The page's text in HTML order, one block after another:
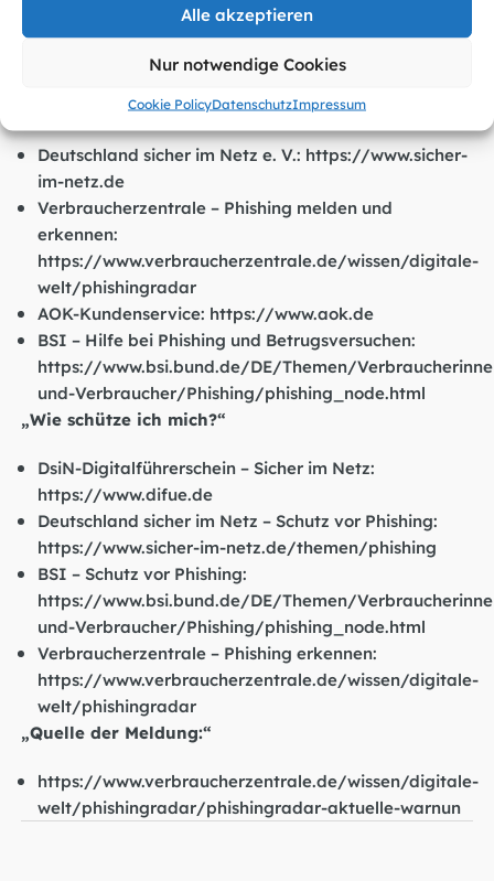
Alle akzeptieren
Nur notwendige Cookies
Cookie PolicyDatenschutzImpressum
Melden Sie verdächtige Nachrichten Ihrer
Krankenkasse und löschen Sie diese anschließend.
„Wer kann mir helfen“
Deutschland sicher im Netz e. V.: https://www.sicher-
im-netz.de
Verbraucherzentrale – Phishing melden und
erkennen:
https://www.verbraucherzentrale.de/wissen/digitale-
welt/phishingradar
AOK-Kundenservice: https://www.aok.de
BSI – Hilfe bei Phishing und Betrugsversuchen:
https://www.bsi.bund.de/DE/Themen/
und-Verbraucher/Phishing/phishing_node.html
„Wie schütze ich mich?“
DsiN-Digitalführerschein – Sicher im Netz:
https://www.difue.de
Deutschland sicher im Netz – Schutz vor Phishing:
https://www.sicher-im-netz.de/themen/phishing
BSI – Schutz vor Phishing:
https://www.bsi.bund.de/DE/Themen/
und-Verbraucher/Phishing/phishing_node.html
Verbraucherzentrale – Phishing erkennen:
https://www.verbraucherzentrale.de/wissen/digitale-
welt/phishingradar
„Quelle der Meldung:“
https://www.verbraucherzentrale.de/wissen/digitale-
welt/phishingradar/phishingradar-aktuelle-warnun